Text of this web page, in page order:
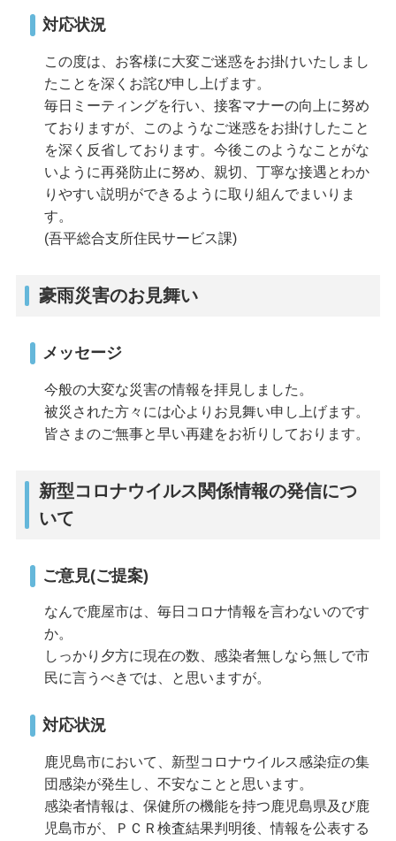
対応状況
この度は、お客様に大変ご迷惑をお掛けいたしまし
たことを深くお詫び申し上げます。
毎日ミーティングを行い、接客マナーの向上に努め
ておりますが、このようなご迷惑をお掛けしたこと
を深く反省しております。今後このようなことがな
いように再発防止に努め、親切、丁寧な接遇とわか
りやすい説明ができるように取り組んでまいりま
す。
(吾平総合支所住民サービス課)
豪雨災害のお見舞い
メッセージ
今般の大変な災害の情報を拝見しました。
被災された方々には心よりお見舞い申し上げます。
皆さまのご無事と早い再建をお祈りしております。
新型コロナウイルス関係情報の発信につ
いて
ご意見(ご提案)
なんで鹿屋市は、毎日コロナ情報を言わないのです
か。
しっかり夕方に現在の数、感染者無しなら無しで市
民に言うべきでは、と思いますが。
対応状況
鹿児島市において、新型コロナウイルス感染症の集
団感染が発生し、不安なことと思います。
感染者情報は、保健所の機能を持つ鹿児島県及び鹿
児島市が、ＰＣＲ検査結果判明後、情報を公表する